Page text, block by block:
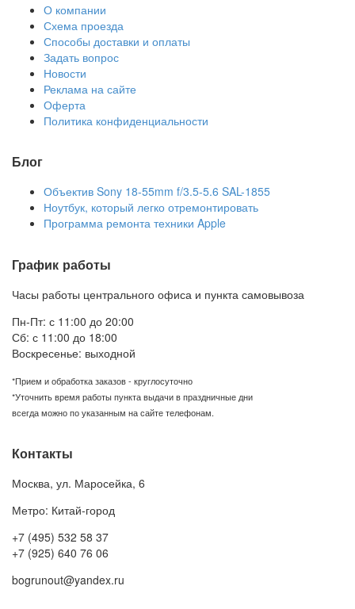
О компании
Схема проезда
Способы доставки и оплаты
Задать вопрос
Новости
Реклама на сайте
Оферта
Политика конфиденциальности
Блог
Объектив Sony 18-55mm f/3.5-5.6 SAL-1855
Ноутбук, который легко отремонтировать
Программа ремонта техники Apple
График работы
Часы работы центрального офиса и пункта самовывоза
Пн-Пт: с 11:00 до 20:00
Сб: с 11:00 до 18:00
Воскресенье: выходной
*Прием и обработка заказов - круглосуточно
*Уточнить время работы пункта выдачи в праздничные дни
всегда можно по указанным на сайте телефонам.
Контакты
Москва, ул. Маросейка, 6
Метро: Китай-город
+7 (495) 532 58 37
+7 (925) 640 76 06
bogrunout@yandex.ru